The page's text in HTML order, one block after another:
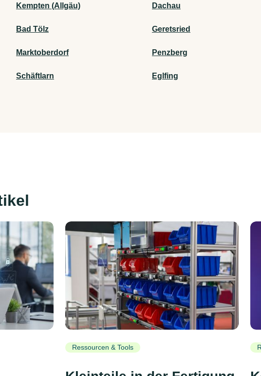
Kempten (Allgäu) Dachau
Bad Tölz Geretsried
Marktoberdorf Penzberg
Schäftlarn Eglfing
Ressourcen & Tools